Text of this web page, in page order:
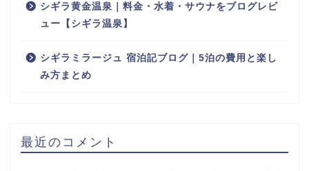
シギラ黄金温泉｜料金・水着・サウナをブログレビ
ュー【シギラ温泉】
シギラミラージュ 宿泊記ブログ｜5泊の費用と楽し
み方まとめ
最近のコメント